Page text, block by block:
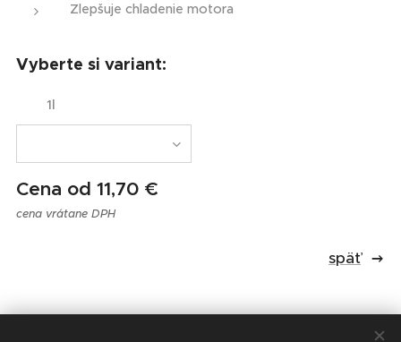
Zlepšuje chladenie motora
Vyberte si variant:
1l
Cena od 11,70 €
cena vrátane DPH
späť